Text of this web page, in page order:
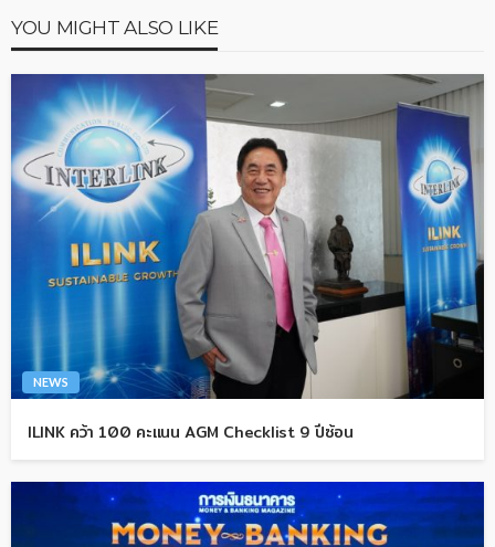
YOU MIGHT ALSO LIKE
NEWS
ILINK คว้า 100 คะแนน AGM Checklist 9 ปีซ้อน